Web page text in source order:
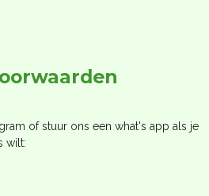
of stuur ons een what's app als je
wilt: